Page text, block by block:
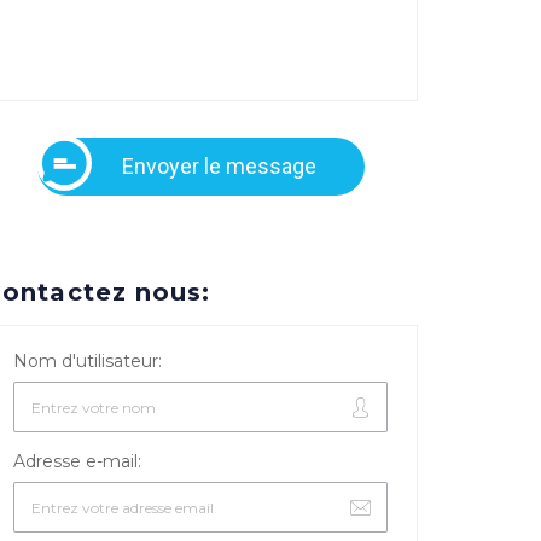
Envoyer le message
nous:
Nom d'utilisateur:
Adresse e-mail: